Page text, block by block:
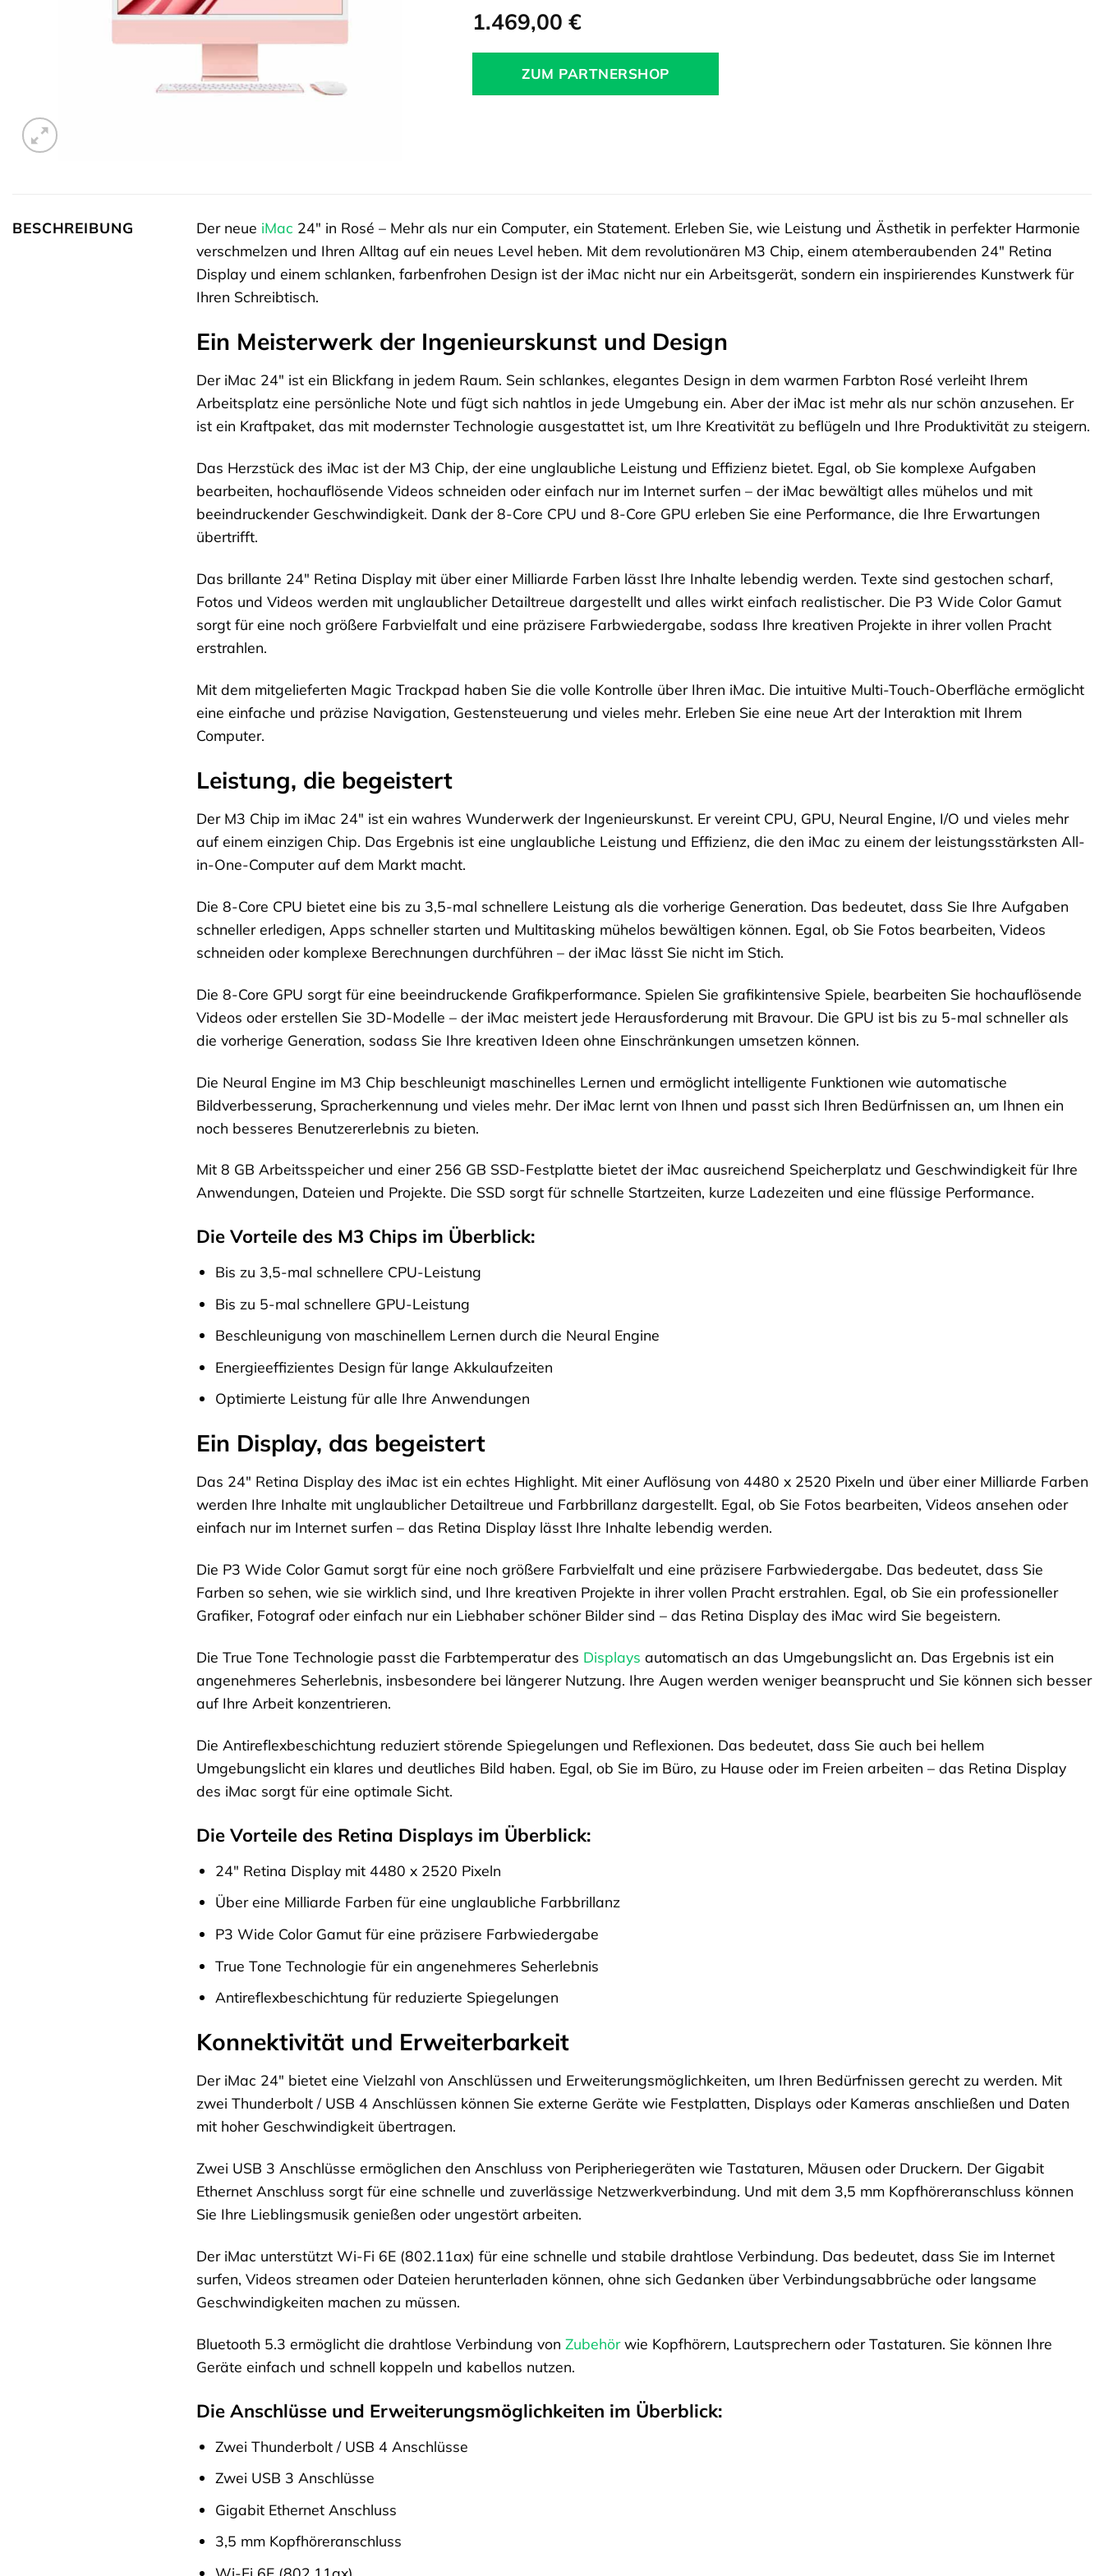
1.469,00 €
ZUM PARTNERSHOP
BESCHREIBUNG Der neue iMac 24″ in Rosé – Mehr als nur ein Computer, ein Statement. Erleben Sie, wie Leistung und Ästhetik in perfekter Harmonie
verschmelzen und Ihren Alltag auf ein neues Level heben. Mit dem revolutionären M3 Chip, einem atemberaubenden 24″ Retina
Display und einem schlanken, farbenfrohen Design ist der iMac nicht nur ein Arbeitsgerät, sondern ein inspirierendes Kunstwerk für
Ihren Schreibtisch.
Ein Meisterwerk der Ingenieurskunst und Design
Der iMac 24″ ist ein Blickfang in jedem Raum. Sein schlankes, elegantes Design in dem warmen Farbton Rosé verleiht Ihrem
Arbeitsplatz eine persönliche Note und fügt sich nahtlos in jede Umgebung ein. Aber der iMac ist mehr als nur schön anzusehen. Er
ist ein Kraftpaket, das mit modernster Technologie ausgestattet ist, um Ihre Kreativität zu beflügeln und Ihre Produktivität zu steigern.
Das Herzstück des iMac ist der M3 Chip, der eine unglaubliche Leistung und Effizienz bietet. Egal, ob Sie komplexe Aufgaben
bearbeiten, hochauflösende Videos schneiden oder einfach nur im Internet surfen – der iMac bewältigt alles mühelos und mit
beeindruckender Geschwindigkeit. Dank der 8-Core CPU und 8-Core GPU erleben Sie eine Performance, die Ihre Erwartungen
übertrifft.
Das brillante 24″ Retina Display mit über einer Milliarde Farben lässt Ihre Inhalte lebendig werden. Texte sind gestochen scharf,
Fotos und Videos werden mit unglaublicher Detailtreue dargestellt und alles wirkt einfach realistischer. Die P3 Wide Color Gamut
sorgt für eine noch größere Farbvielfalt und eine präzisere Farbwiedergabe, sodass Ihre kreativen Projekte in ihrer vollen Pracht
erstrahlen.
Mit dem mitgelieferten Magic Trackpad haben Sie die volle Kontrolle über Ihren iMac. Die intuitive Multi-Touch-Oberfläche ermöglicht
eine einfache und präzise Navigation, Gestensteuerung und vieles mehr. Erleben Sie eine neue Art der Interaktion mit Ihrem
Computer.
Leistung, die begeistert
Der M3 Chip im iMac 24″ ist ein wahres Wunderwerk der Ingenieurskunst. Er vereint CPU, GPU, Neural Engine, I/O und vieles mehr
auf einem einzigen Chip. Das Ergebnis ist eine unglaubliche Leistung und Effizienz, die den iMac zu einem der leistungsstärksten All-
in-One-Computer auf dem Markt macht.
Die 8-Core CPU bietet eine bis zu 3,5-mal schnellere Leistung als die vorherige Generation. Das bedeutet, dass Sie Ihre Aufgaben
schneller erledigen, Apps schneller starten und Multitasking mühelos bewältigen können. Egal, ob Sie Fotos bearbeiten, Videos
schneiden oder komplexe Berechnungen durchführen – der iMac lässt Sie nicht im Stich.
Die 8-Core GPU sorgt für eine beeindruckende Grafikperformance. Spielen Sie grafikintensive Spiele, bearbeiten Sie hochauflösende
Videos oder erstellen Sie 3D-Modelle – der iMac meistert jede Herausforderung mit Bravour. Die GPU ist bis zu 5-mal schneller als
die vorherige Generation, sodass Sie Ihre kreativen Ideen ohne Einschränkungen umsetzen können.
Die Neural Engine im M3 Chip beschleunigt maschinelles Lernen und ermöglicht intelligente Funktionen wie automatische
Bildverbesserung, Spracherkennung und vieles mehr. Der iMac lernt von Ihnen und passt sich Ihren Bedürfnissen an, um Ihnen ein
noch besseres Benutzererlebnis zu bieten.
Mit 8 GB Arbeitsspeicher und einer 256 GB SSD-Festplatte bietet der iMac ausreichend Speicherplatz und Geschwindigkeit für Ihre
Anwendungen, Dateien und Projekte. Die SSD sorgt für schnelle Startzeiten, kurze Ladezeiten und eine flüssige Performance.
Die Vorteile des M3 Chips im Überblick:
Bis zu 3,5-mal schnellere CPU-Leistung
Bis zu 5-mal schnellere GPU-Leistung
Beschleunigung von maschinellem Lernen durch die Neural Engine
Energieeffizientes Design für lange Akkulaufzeiten
Optimierte Leistung für alle Ihre Anwendungen
Ein Display, das begeistert
Das 24″ Retina Display des iMac ist ein echtes Highlight. Mit einer Auflösung von 4480 x 2520 Pixeln und über einer Milliarde Farben
werden Ihre Inhalte mit unglaublicher Detailtreue und Farbbrillanz dargestellt. Egal, ob Sie Fotos bearbeiten, Videos ansehen oder
einfach nur im Internet surfen – das Retina Display lässt Ihre Inhalte lebendig werden.
Die P3 Wide Color Gamut sorgt für eine noch größere Farbvielfalt und eine präzisere Farbwiedergabe. Das bedeutet, dass Sie
Farben so sehen, wie sie wirklich sind, und Ihre kreativen Projekte in ihrer vollen Pracht erstrahlen. Egal, ob Sie ein professioneller
Grafiker, Fotograf oder einfach nur ein Liebhaber schöner Bilder sind – das Retina Display des iMac wird Sie begeistern.
Die True Tone Technologie passt die Farbtemperatur des Displays automatisch an das Umgebungslicht an. Das Ergebnis ist ein
angenehmeres Seherlebnis, insbesondere bei längerer Nutzung. Ihre Augen werden weniger beansprucht und Sie können sich besser
auf Ihre Arbeit konzentrieren.
Die Antireflexbeschichtung reduziert störende Spiegelungen und Reflexionen. Das bedeutet, dass Sie auch bei hellem
Umgebungslicht ein klares und deutliches Bild haben. Egal, ob Sie im Büro, zu Hause oder im Freien arbeiten – das Retina Display
des iMac sorgt für eine optimale Sicht.
Die Vorteile des Retina Displays im Überblick:
24″ Retina Display mit 4480 x 2520 Pixeln
Über eine Milliarde Farben für eine unglaubliche Farbbrillanz
P3 Wide Color Gamut für eine präzisere Farbwiedergabe
True Tone Technologie für ein angenehmeres Seherlebnis
Antireflexbeschichtung für reduzierte Spiegelungen
Konnektivität und Erweiterbarkeit
Der iMac 24″ bietet eine Vielzahl von Anschlüssen und Erweiterungsmöglichkeiten, um Ihren Bedürfnissen gerecht zu werden. Mit
zwei Thunderbolt / USB 4 Anschlüssen können Sie externe Geräte wie Festplatten, Displays oder Kameras anschließen und Daten
mit hoher Geschwindigkeit übertragen.
Zwei USB 3 Anschlüsse ermöglichen den Anschluss von Peripheriegeräten wie Tastaturen, Mäusen oder Druckern. Der Gigabit
Ethernet Anschluss sorgt für eine schnelle und zuverlässige Netzwerkverbindung. Und mit dem 3,5 mm Kopfhöreranschluss können
Sie Ihre Lieblingsmusik genießen oder ungestört arbeiten.
Der iMac unterstützt Wi-Fi 6E (802.11ax) für eine schnelle und stabile drahtlose Verbindung. Das bedeutet, dass Sie im Internet
surfen, Videos streamen oder Dateien herunterladen können, ohne sich Gedanken über Verbindungsabbrüche oder langsame
Geschwindigkeiten machen zu müssen.
Bluetooth 5.3 ermöglicht die drahtlose Verbindung von Zubehörwie Kopfhörern, Lautsprechern oder Tastaturen. Sie können Ihre
Geräte einfach und schnell koppeln und kabellos nutzen.
Die Anschlüsse und Erweiterungsmöglichkeiten im Überblick:
Zwei Thunderbolt / USB 4 Anschlüsse
Zwei USB 3 Anschlüsse
Gigabit Ethernet Anschluss
3,5 mm Kopfhöreranschluss